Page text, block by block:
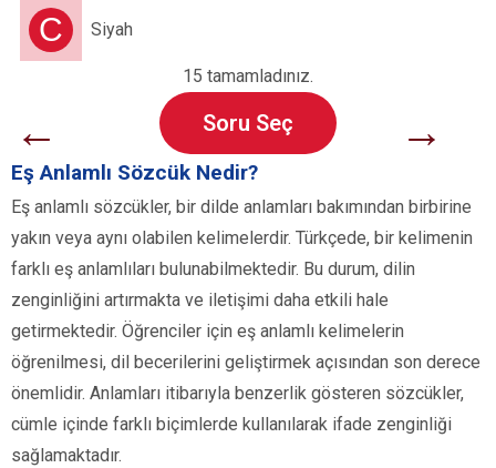
C Siyah
15 tamamladınız.
← Soru Seç →
Eş Anlamlı Sözcük Nedir?
Eş anlamlı sözcükler, bir dilde anlamları bakımından birbirine
yakın veya aynı olabilen kelimelerdir. Türkçede, bir kelimenin
farklı eş anlamlıları bulunabilmektedir. Bu durum, dilin
zenginliğini artırmakta ve iletişimi daha etkili hale
getirmektedir. Öğrenciler için eş anlamlı kelimelerin
öğrenilmesi, dil becerilerini geliştirmek açısından son derece
önemlidir. Anlamları itibarıyla benzerlik gösteren sözcükler,
cümle içinde farklı biçimlerde kullanılarak ifade zenginliği
sağlamaktadır.